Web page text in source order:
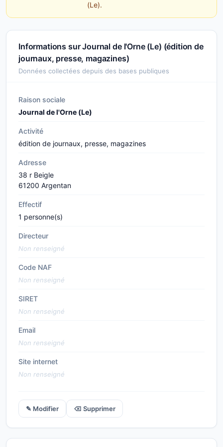
(Le).
Informations sur Journal de l'Orne (Le) (édition de
journaux, presse, magazines)
Données collectées depuis des bases publiques
Raison sociale
Journal de l'Orne (Le)
Activité
édition de journaux, presse, magazines
Adresse
38 r Beigle
61200 Argentan
Effectif
1 personne(s)
Directeur
Non renseigné
Code NAF
Non renseigné
SIRET
Non renseigné
Email
Non renseigné
Site internet
Non renseigné
✎ Modifier ⌫ Supprimer